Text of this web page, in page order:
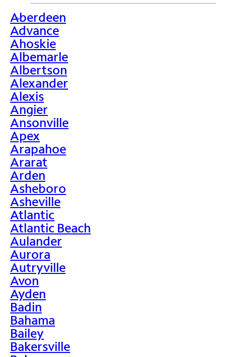
>
Aberdeen
Advance
Ahoskie
Albemarle
Albertson
Alexander
Alexis
Angier
Ansonville
Apex
Arapahoe
Ararat
Arden
Asheboro
Asheville
Atlantic
Atlantic Beach
Aulander
Aurora
Autryville
Avon
Ayden
Badin
Bahama
Bailey
Bakersville